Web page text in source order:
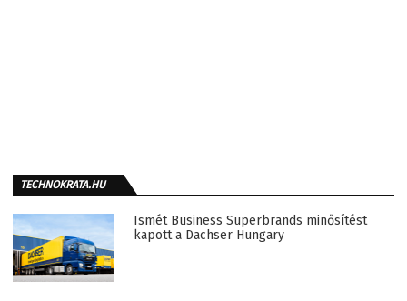
TECHNOKRATA.HU
Ismét Business Superbrands minősítést
kapott a Dachser Hungary